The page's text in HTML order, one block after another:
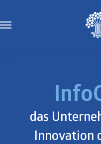
das
Innovation